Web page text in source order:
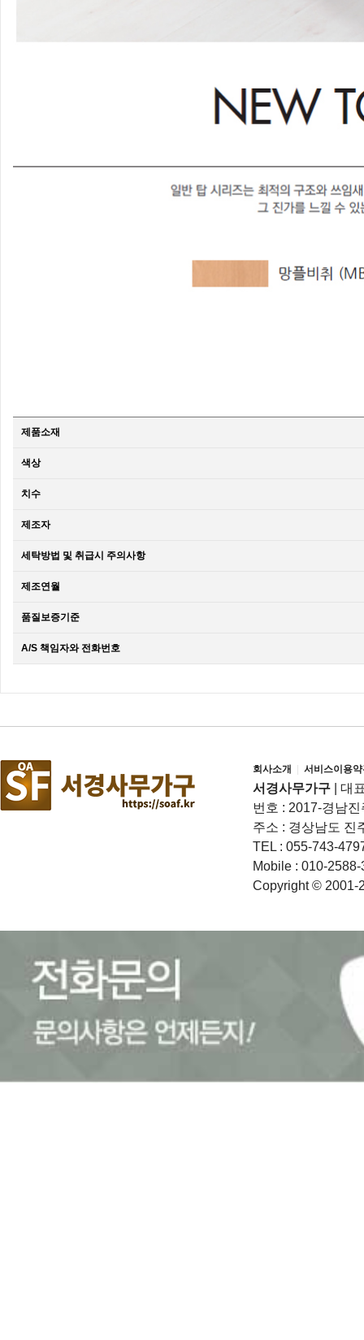
제품소재
색상
치수
제조자
세탁방법 및 취급시 주의사항
제조연월
품질보증기준
A/S 책임자와 전화번호
회사소개 서비스이용
서경사무가구
대
번호 : 2017-경남
주소 : 경상남도 진
TEL : 055-743-
Mobile : 010-
Copyright © 2001-